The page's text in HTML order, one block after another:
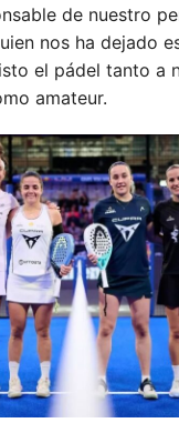
de nuestro
nos ha dejado
el pádel tanto a
amateur.